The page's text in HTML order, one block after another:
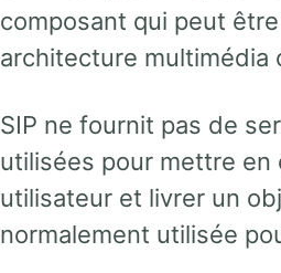
composant qui peut
architecture multimédia
SIP ne fournit pas de
utilisées pour mettre
utilisateur et livrer un
normalement utilisée